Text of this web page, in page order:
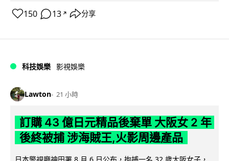
150 13 ↗ 分享
科技娛樂 影視娛樂
Lawton 21 小時
訂購 43 億日元精品後棄單 大阪女 2 年
後終被捕 涉海賊王,火影周邊產品